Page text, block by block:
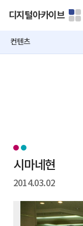
디지털아카이브
컨텐츠
시마네현
2014.03.02